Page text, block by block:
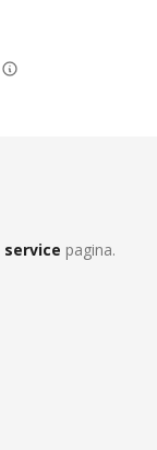
service pagina.